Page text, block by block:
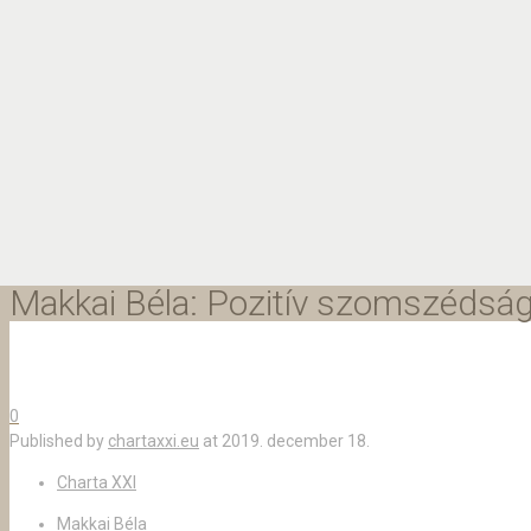
Makkai Béla: Pozitív
0
Published by chartaxxi.eu at 2019. december 18.
Charta XXI
Makkai Béla